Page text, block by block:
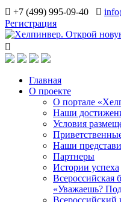
+7 (499) 995-09-40
Регистрация
Главная
О проекте
О портале
Наши
Условия
Наши
Партнеры
Истории успеха
Всероссийская
«Уважаешь?
Всероссийский